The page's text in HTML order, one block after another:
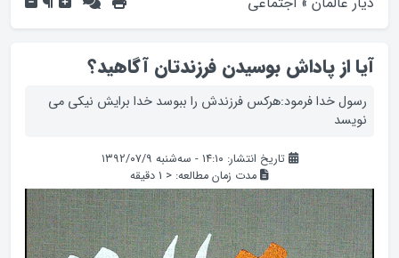
آیا از پاداش بوسیدن فرزندتان آگاهید؟
رسول خدا فرمود:هرکس فرزندش را ببوسد خدا برایش نیکی می
نویسد
تاریخ انتشار: ۱۴:۱۰ - سه‌شنبه ۱۳۹۲/۰۷/۹
مدت زمان مطالعه: < 1 دقیقه